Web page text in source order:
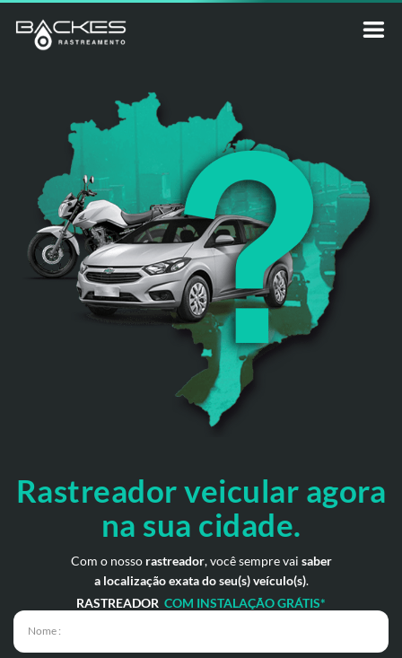
Rastreador veicular agora
na sua cidade.
Com o nosso rastreador, você sempre vai saber
a localização exata do seu(s) veículo(s).
RASTREADOR COM INSTALAÇÃO GRÁTIS*